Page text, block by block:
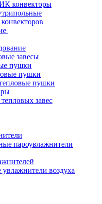
конвекторы
завесы
пушки
пушки
пушки
завес
пароувлажнители
воздуха